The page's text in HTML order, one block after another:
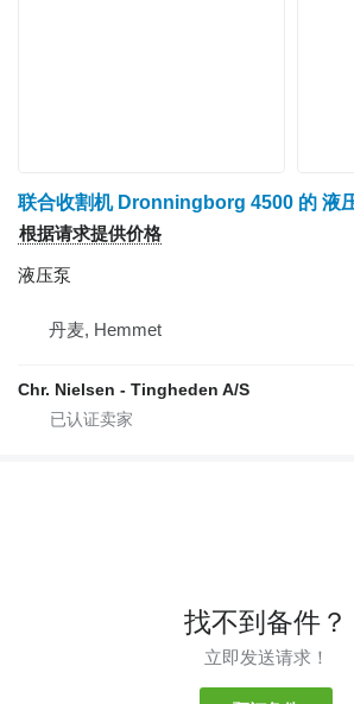
联合收割机 Dronningborg 4500 的 液
根据请求提供价格
液压泵
丹麦, Hemmet
Chr. Nielsen - Tingheden A/S
找不到备件？
立即发送请求！